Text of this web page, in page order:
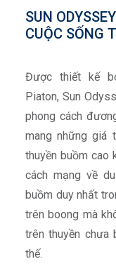
SUN
CUỘC SỐNG
Được thiết kế
Piaton, Sun
phong cách
mang những giá
thuyền buồm cao
cách mạng về
buồm duy nhất
trên boong mà
trên thuyền chưa
thế.